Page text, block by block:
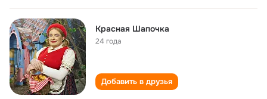
Красная Шапочка
24 года
Добавить в друзья